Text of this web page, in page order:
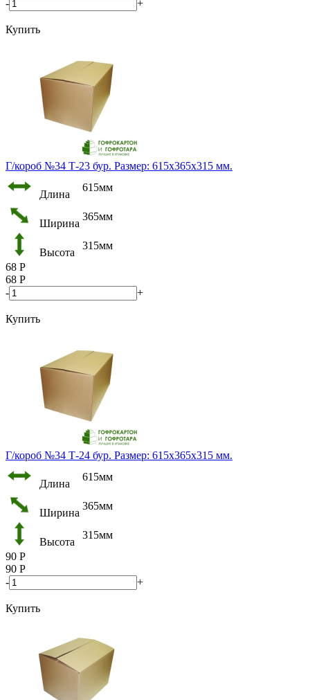
-
+
Купить
Г/короб №34 Т-23 бур. Размер: 615х365х315 мм.
Длина
615мм
Ширина
365мм
Высота
315мм
68 Р
68 Р
-
+
Купить
Г/короб №34 Т-24 бур. Размер: 615х365х315 мм.
Длина
615мм
Ширина
365мм
Высота
315мм
90 Р
90 Р
-
+
Купить